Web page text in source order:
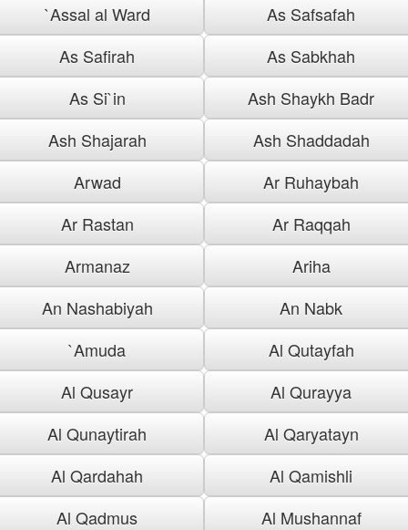
`Assal al Ward
As Safsafah
As Safirah
As Sabkhah
As Si`in
Ash Shaykh Badr
Ash Shajarah
Ash Shaddadah
Arwad
Ar Ruhaybah
Ar Rastan
Ar Raqqah
Armanaz
Ariha
An Nashabiyah
An Nabk
`Amuda
Al Qutayfah
Al Qusayr
Al Qurayya
Al Qunaytirah
Al Qaryatayn
Al Qardahah
Al Qamishli
Al Qadmus
Al Mushannaf